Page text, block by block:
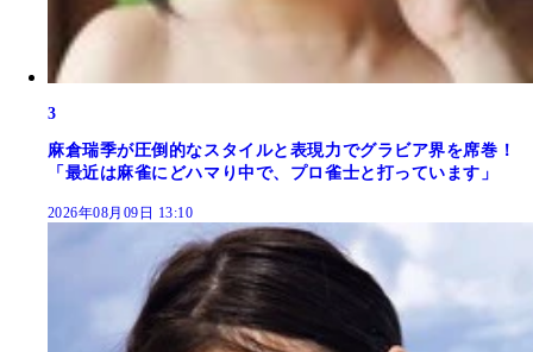
3
麻倉瑞季が圧倒的なスタイルと表現力でグラビア界を席巻！
「最近は麻雀にどハマり中で、プロ雀士と打っています」
2026年08月09日 13:10